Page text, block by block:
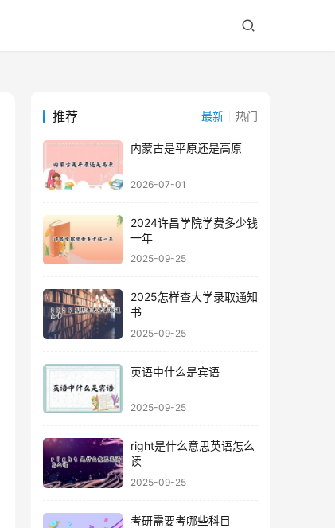
推荐 最新 热门
内蒙古是平原还是高原
2026-07-01
2024许昌学院学费多少钱
一年
2025-09-25
2025怎样查大学录取通知
书
2025-09-25
英语中什么是宾语
2025-09-25
right是什么意思英语怎么
读
2025-09-25
考研需要考哪些科目